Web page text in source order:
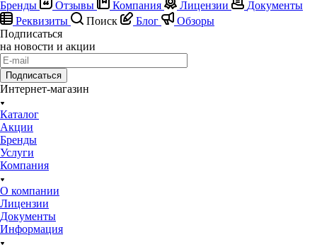
Бренды
Отзывы Компания Лицензии
Документы
Реквизиты
Поиск Блог
Обзоры
Подписаться
на новости и акции
Подписаться
Интернет-магазин
Каталог
Акции
Бренды
Услуги
Компания
О компании
Лицензии
Документы
Информация